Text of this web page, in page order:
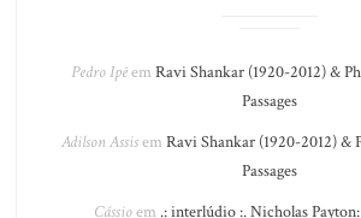
Pedro Ipêem Ravi Shankar (1920-2012) &
Passages
Adilson Assisem Ravi Shankar (1920-2012) &
Passages
Cássioem .: interlúdio :. Nicholas